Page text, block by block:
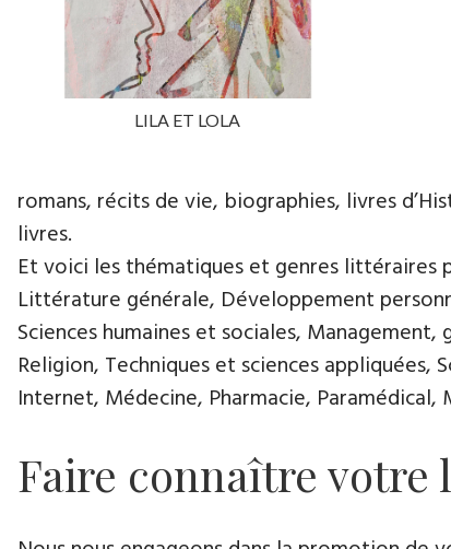
LILA ET LOLA
romans, récits de vie, biographies, livres
livres.
Et voici les thématiques et genres littéraires
Littérature générale, Développement
Sciences humaines et sociales,
Religion, Techniques et sciences appliquées,
Internet, Médecine, Pharmacie,
Faire connaître votre